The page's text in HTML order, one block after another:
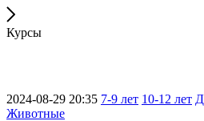
Курсы
2024-08-29 20:35 7-9 лет 10-12 лет
Животные